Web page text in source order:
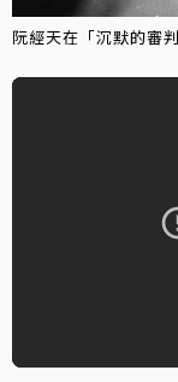
阮經天在「沉默的審